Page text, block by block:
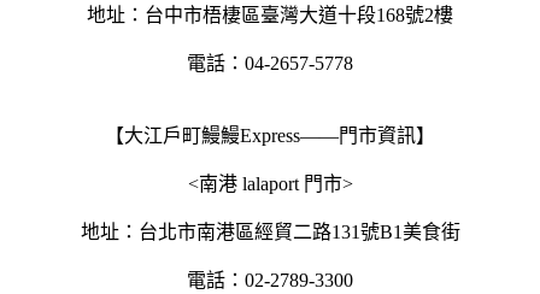
地址：台中市梧棲區臺灣大道十段168號2樓
電話：04-2657-5778
【大江戶町鰻鰻Express——門市資訊】
<南港 lalaport 門市>
地址：台北市南港區經貿二路131號B1美食街
電話：02-2789-3300